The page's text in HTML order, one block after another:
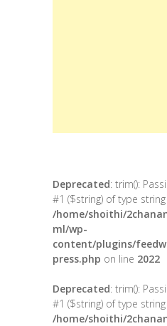
Deprecated: trim():
#1 ($string) of type
/home/shoithi/
ml/wp-
content/plugins/
press.php on line 2022
Deprecated: trim():
#1 ($string) of type
/home/shoithi/